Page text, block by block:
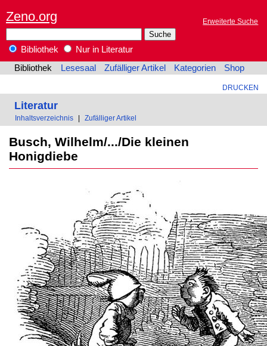
Zeno.org Erweiterte Suche
Bibliothek
Nur in Literatur
Bibliothek
Lesesaal Zufälliger Artikel Kategorien Shop
DRUCKEN
Literatur
Inhaltsverzeichnis Zufälliger Artikel
Busch, Wilhelm/.../Die kleinen
Honigdiebe